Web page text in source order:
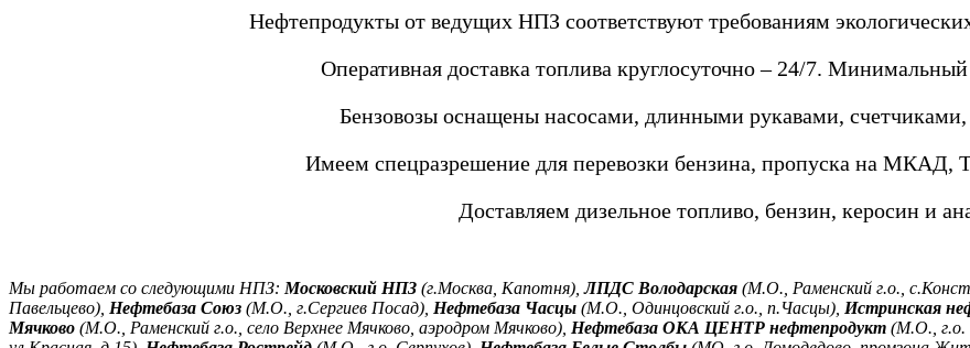
Нефтепродукты от ведущих НПЗ соответствуют требованиям
Оперативная доставка топлива круглосуточно – 24/7.
Бензовозы оснащены насосами, длинными рукавами,
Имеем спецразрешение для перевозки бензина, пропуска на МКАД,
Доставляем дизельное топливо, бензин, керосин и
Мы работаем со следующими НПЗ: Московский НПЗ (г.Москва, Капотня),ЛПДС Володарская (М.О., Раменский г.о.,
Павельцево), Нефтебаза Союз (М.О., г.Сергиев Посад), Нефтебаза Часцы (М.О., Одинцовский г.о., п.Часцы), Истринская
Мячково (М.О., Раменский г.о., село Верхнее Мячково, аэродром Мячково), Нефтебаза ОКА ЦЕНТР нефтепродукт (М.О., г.о.